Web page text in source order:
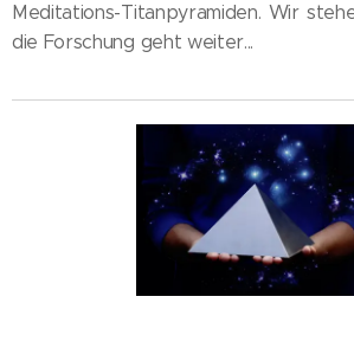
Meditations-Titanpyramiden. Wir
die Forschung geht weiter...